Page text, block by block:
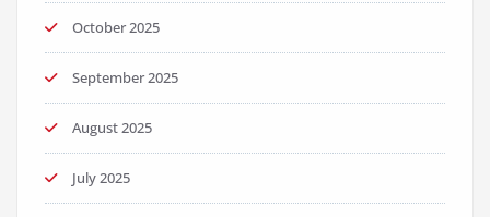
October 2025
September 2025
August 2025
July 2025